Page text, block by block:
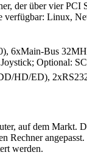
der über vier
verfügbar: Linux,
6xMain-Bus
Optional:
HD/ED),
auf dem Markt.
werden.